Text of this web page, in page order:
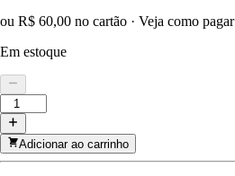
ou R$ 60,00 no cartão · Veja como pagar
Em estoque
Adicionar ao carrinho